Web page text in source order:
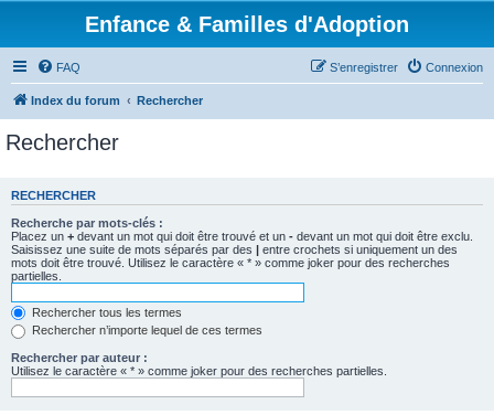
Enfance & Familles d'Adoption
FAQ Connexion
S’enregistrer
Index du forum Rechercher
Rechercher
RECHERCHER
Recherche par mots-clés :
Placez un + devant un mot qui doit être trouvé et un - devant un mot qui doit être exclu.
Saisissez une suite de mots séparés par des | entre crochets si uniquement un des
mots doit être trouvé. Utilisez le caractère « * » comme joker pour des recherches
partielles.
Rechercher tous les termes
Rechercher n’importe lequel de ces termes
Rechercher par auteur :
Utilisez le caractère « * » comme joker pour des recherches partielles.